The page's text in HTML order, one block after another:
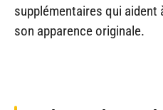
supplémentaires qui aident
son apparence originale.